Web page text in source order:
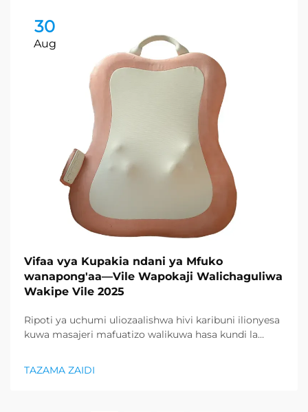
30
Aug
Vifaa vya Kupakia ndani ya Mfuko
wanapong'aa—Vile Wapokaji Walichaguliwa
Wakipe Vile 2025
Ripoti ya uchumi uliozaalishwa hivi karibuni ilionyesa
kuwa masajeri mafuatizo walikuwa hasa kundi la
kurejesha. Wakuzaji wamekuwa wamefahamu ...
TAZAMA ZAIDI